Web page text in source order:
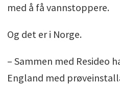
med å få vannstoppere.
Og det er i Norge.
– Sammen med Resideo
England med